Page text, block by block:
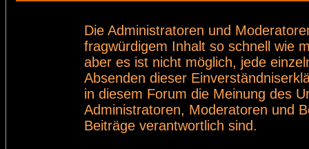
Die Administratoren und
fragwürdigem Inhalt so schnell wie
aber es ist nicht möglich, jede
Absenden dieser
in diesem Forum die Meinung des
Administratoren, Moderatoren und
Beiträge verantwortlich sind.